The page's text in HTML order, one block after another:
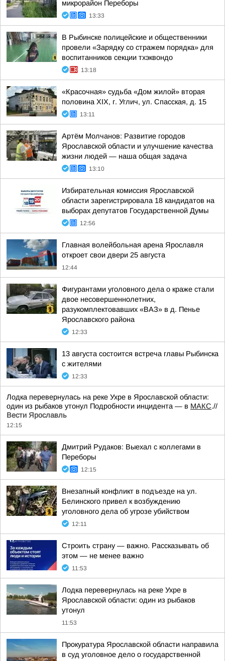
микрорайон Переборы
13:33
В Рыбинске полицейские и общественники
провели «Зарядку со стражем порядка» для
воспитанников секции тхэквондо
13:18
«Красочная» судьба «Дом жилой» вторая
половина XIX, г. Углич, ул. Спасская, д. 15
13:11
Артём Молчанов: Развитие городов
Ярославской области и улучшение качества
жизни людей — наша общая задача
13:10
Избирательная комиссия Ярославской
области зарегистрировала 18 кандидатов на
выборах депутатов Государственной Думы
12:56
Главная волейбольная арена Ярославля
откроет свои двери 25 августа
12:44
Фигурантами уголовного дела о краже стали
двое несовершеннолетних,
разукомплектовавших «ВАЗ» в д. Пенье
Ярославского района
12:33
13 августа состоится встреча главы Рыбинска
с жителями
12:33
Лодка перевернулась на реке Ухре в Ярославской области:
один из рыбаков утонул Подробности инцидента — в МАКС.//
Вести Ярославль
12:15
Дмитрий Рудаков: Выехал с коллегами в
Переборы
12:15
Внезапный конфликт в подъезде на ул.
Белинского привел к возбуждению
уголовного дела об угрозе убийством
12:11
Строить страну — важно. Рассказывать об
этом — не менее важно
11:53
Лодка перевернулась на реке Ухре в
Ярославской области: один из рыбаков
утонул
11:53
Прокуратура Ярославской области направила
в суд уголовное дело о государственной